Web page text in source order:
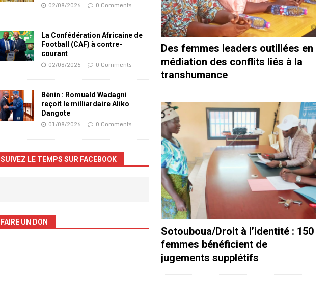
02/08/2026 0 Comments
La Confédération Africaine de
Football (CAF) à contre-
courant
02/08/2026 0 Comments
Bénin : Romuald Wadagni
reçoit le milliardaire Aliko
Dangote
01/08/2026 0 Comments
SUIVEZ LE TEMPS SUR FACEBOOK
FAIRE UN DON
Des femmes leaders outillées en
médiation des conflits liés à la
transhumance
Sotouboua/Droit à l’identité : 150
femmes bénéficient de
jugements supplétifs